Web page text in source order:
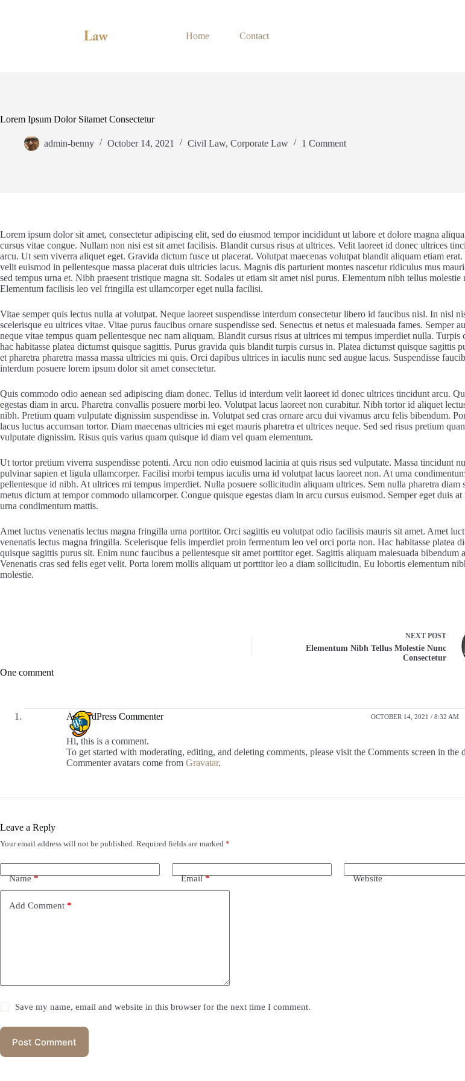
Home
Contact
Lorem Ipsum Dolor Sitamet Consectetur
admin-benny October 14, 2021 Civil Law, Corporate Law 1 Comment
Lorem ipsum dolor sit amet, consectetur adipiscing elit, sed do eiusmod tempor incididunt ut labore et dolore magna
cursus vitae congue. Nullam non nisi est sit amet facilisis. Blandit cursus risus at ultrices. Velit laoreet id donec ultrices
arcu. Ut sem viverra aliquet eget. Gravida dictum fusce ut placerat. Volutpat maecenas volutpat blandit aliquam etiam
velit euismod in pellentesque massa placerat duis ultricies lacus. Magnis dis parturient montes nascetur ridiculus mus
sed tempus urna et. Nibh praesent tristique magna sit. Sodales ut etiam sit amet nisl purus. Elementum nibh tellus molestie
Elementum facilisis leo vel fringilla est ullamcorper eget nulla facilisi.
Vitae semper quis lectus nulla at volutpat. Neque laoreet suspendisse interdum consectetur libero id faucibus nisl. In nisl
scelerisque eu ultrices vitae. Vitae purus faucibus ornare suspendisse sed. Senectus et netus et malesuada fames. Semper
neque vitae tempus quam pellentesque nec nam aliquam. Blandit cursus risus at ultrices mi tempus imperdiet nulla. Turpis
hac habitasse platea dictumst quisque sagittis. Purus gravida quis blandit turpis cursus in. Platea dictumst quisque sagittis
et pharetra pharetra massa massa ultricies mi quis. Orci dapibus ultrices in iaculis nunc sed augue lacus. Suspendisse
interdum posuere lorem ipsum dolor sit amet consectetur.
Quis commodo odio aenean sed adipiscing diam donec. Tellus id interdum velit laoreet id donec ultrices tincidunt arcu.
egestas diam in arcu. Pharetra convallis posuere morbi leo. Volutpat lacus laoreet non curabitur. Nibh tortor id aliquet
nibh. Pretium quam vulputate dignissim suspendisse in. Volutpat sed cras ornare arcu dui vivamus arcu felis bibendum.
lacus luctus accumsan tortor. Diam maecenas ultricies mi eget mauris pharetra et ultrices neque. Sed sed risus pretium
vulputate dignissim. Risus quis varius quam quisque id diam vel quam elementum.
Ut tortor pretium viverra suspendisse potenti. Arcu non odio euismod lacinia at quis risus sed vulputate. Massa tincidunt
pulvinar sapien et ligula ullamcorper. Facilisi morbi tempus iaculis urna id volutpat lacus laoreet non. At urna
pellentesque id nibh. At ultrices mi tempus imperdiet. Nulla posuere sollicitudin aliquam ultrices. Sem nulla pharetra diam
metus dictum at tempor commodo ullamcorper. Congue quisque egestas diam in arcu cursus euismod. Semper eget duis at
urna condimentum mattis.
Amet luctus venenatis lectus magna fringilla urna porttitor. Orci sagittis eu volutpat odio facilisis mauris sit amet. Amet
venenatis lectus magna fringilla. Scelerisque felis imperdiet proin fermentum leo vel orci porta non. Hac habitasse platea
quisque sagittis purus sit. Enim nunc faucibus a pellentesque sit amet porttitor eget. Sagittis aliquam malesuada bibendum
Venenatis cras sed felis eget velit. Porta lorem mollis aliquam ut porttitor leo a diam sollicitudin. Eu lobortis elementum
molestie.
NEXT POST
Elementum Nibh Tellus Molestie Nunc
Consectetur
One comment
A WordPress Commenter OCTOBER 14, 2021 / 8:32 AM
Hi, this is a comment.
To get started with moderating, editing, and deleting comments, please visit the Comments screen in the
Commenter avatars come from Gravatar.
Leave a Reply
Your email address will not be published. Required fields are marked *
Name* Email* Website
Add Comment *
Save my name, email and website in this browser for the next time I comment.
Post Comment